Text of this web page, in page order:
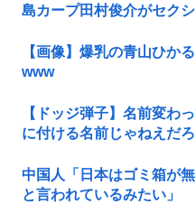
島カープ田村俊介がセク
【画像】爆乳の青山ひか
www
【ドッジ弾子】名前変わ
に付ける名前じゃねえだ
中国人「日本はゴミ箱が
と言われているみたい」